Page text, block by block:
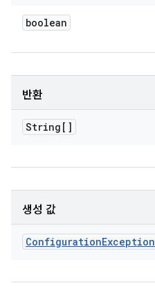
boolean
반환
String[]
생성 값
ConfigurationException